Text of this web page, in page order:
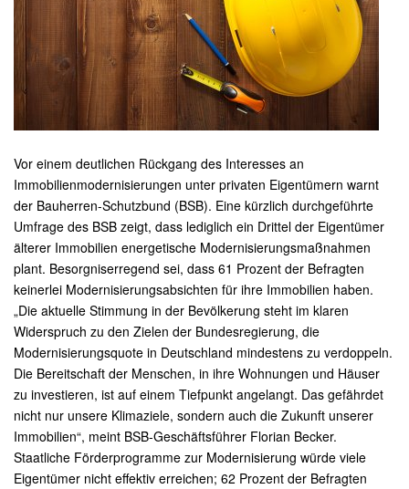
Vor einem deutlichen Rückgang des Interesses an
Immobilienmodernisierungen unter privaten Eigentümern warnt
der Bauherren-Schutzbund (BSB). Eine kürzlich durchgeführte
Umfrage des BSB zeigt, dass lediglich ein Drittel der Eigentümer
älterer Immobilien energetische Modernisierungsmaßnahmen
plant. Besorgniserregend sei, dass 61 Prozent der Befragten
keinerlei Modernisierungsabsichten für ihre Immobilien haben.
„Die aktuelle Stimmung in der Bevölkerung steht im klaren
Widerspruch zu den Zielen der Bundesregierung, die
Modernisierungsquote in Deutschland mindestens zu verdoppeln.
Die Bereitschaft der Menschen, in ihre Wohnungen und Häuser
zu investieren, ist auf einem Tiefpunkt angelangt. Das gefährdet
nicht nur unsere Klimaziele, sondern auch die Zukunft unserer
Immobilien“, meint BSB-Geschäftsführer Florian Becker.
Staatliche Förderprogramme zur Modernisierung würde viele
Eigentümer nicht effektiv erreichen; 62 Prozent der Befragten